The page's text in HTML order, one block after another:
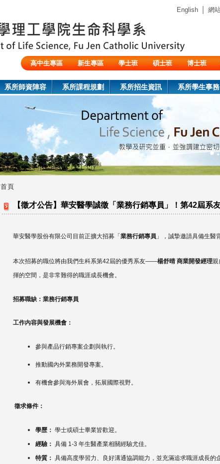
English 網
高中生專區 新生專區 學士班 碩士班 博士班
系所師資陣容 系所課程規劃 系所招生資訊 系所學生事務
您
首頁
【徵才公告】華安醫學誠徵「業務行銷專員」！第42屆系
華安醫學股份有限公司目前正擴大招募「 業務行銷專員 」， 誠摯邀請具備生醫
本次招募的職位將由我們生科系第42屆的優秀系友——楊舒晴 商業開發經理親
揮的空間，是非常難得的職涯成長機會。
招募職缺：業務行銷專員
工作內容與發展機會：
參與產品行銷專案企劃與執行。
推動國內外業務開發專案。
有機會參與海外展會，拓展國際視野。
徵求條件：
學歷： 學士或碩士畢業皆歡迎。
經驗： 具備 1-3 年生醫產業相關經驗尤佳。
特質： 具備高度學習力、良好溝通協調能力， 並充滿追求職涯成長的